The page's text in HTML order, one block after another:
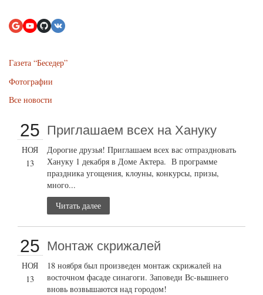
Газета “Беседер”
Фотографии
Все новости
25
НОЯ
13
Приглашаем всех на Хануку
Дорогие друзья! Приглашаем всех вас отпраздновать
Хануку 1 декабря в Доме Актера. В программе
праздника угощения, клоуны, конкурсы, призы,
много...
Читать далее
25
НОЯ
13
Монтаж скрижалей
18 ноября был произведен монтаж скрижалей на
восточном фасаде синагоги. Заповеди Вс-вышнего
вновь возвышаются над городом!